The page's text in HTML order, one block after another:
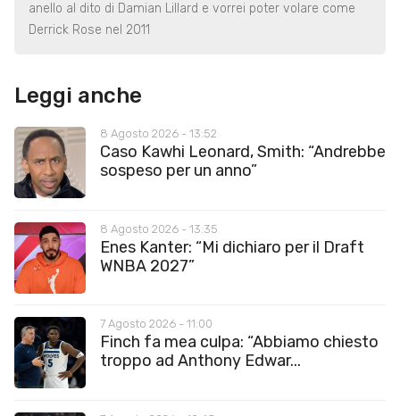
anello al dito di Damian Lillard e vorrei poter volare come
Derrick Rose nel 2011
Leggi anche
8 Agosto 2026 - 13:52
Caso Kawhi Leonard, Smith: “Andrebbe
sospeso per un anno”
8 Agosto 2026 - 13:35
Enes Kanter: “Mi dichiaro per il Draft
WNBA 2027”
7 Agosto 2026 - 11:00
Finch fa mea culpa: “Abbiamo chiesto
troppo ad Anthony Edwar...